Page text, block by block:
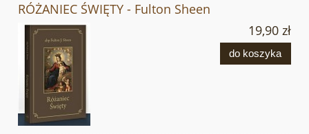
RÓŻANIEC ŚWIĘTY - Fulton Sheen
19,90 zł
do koszyka